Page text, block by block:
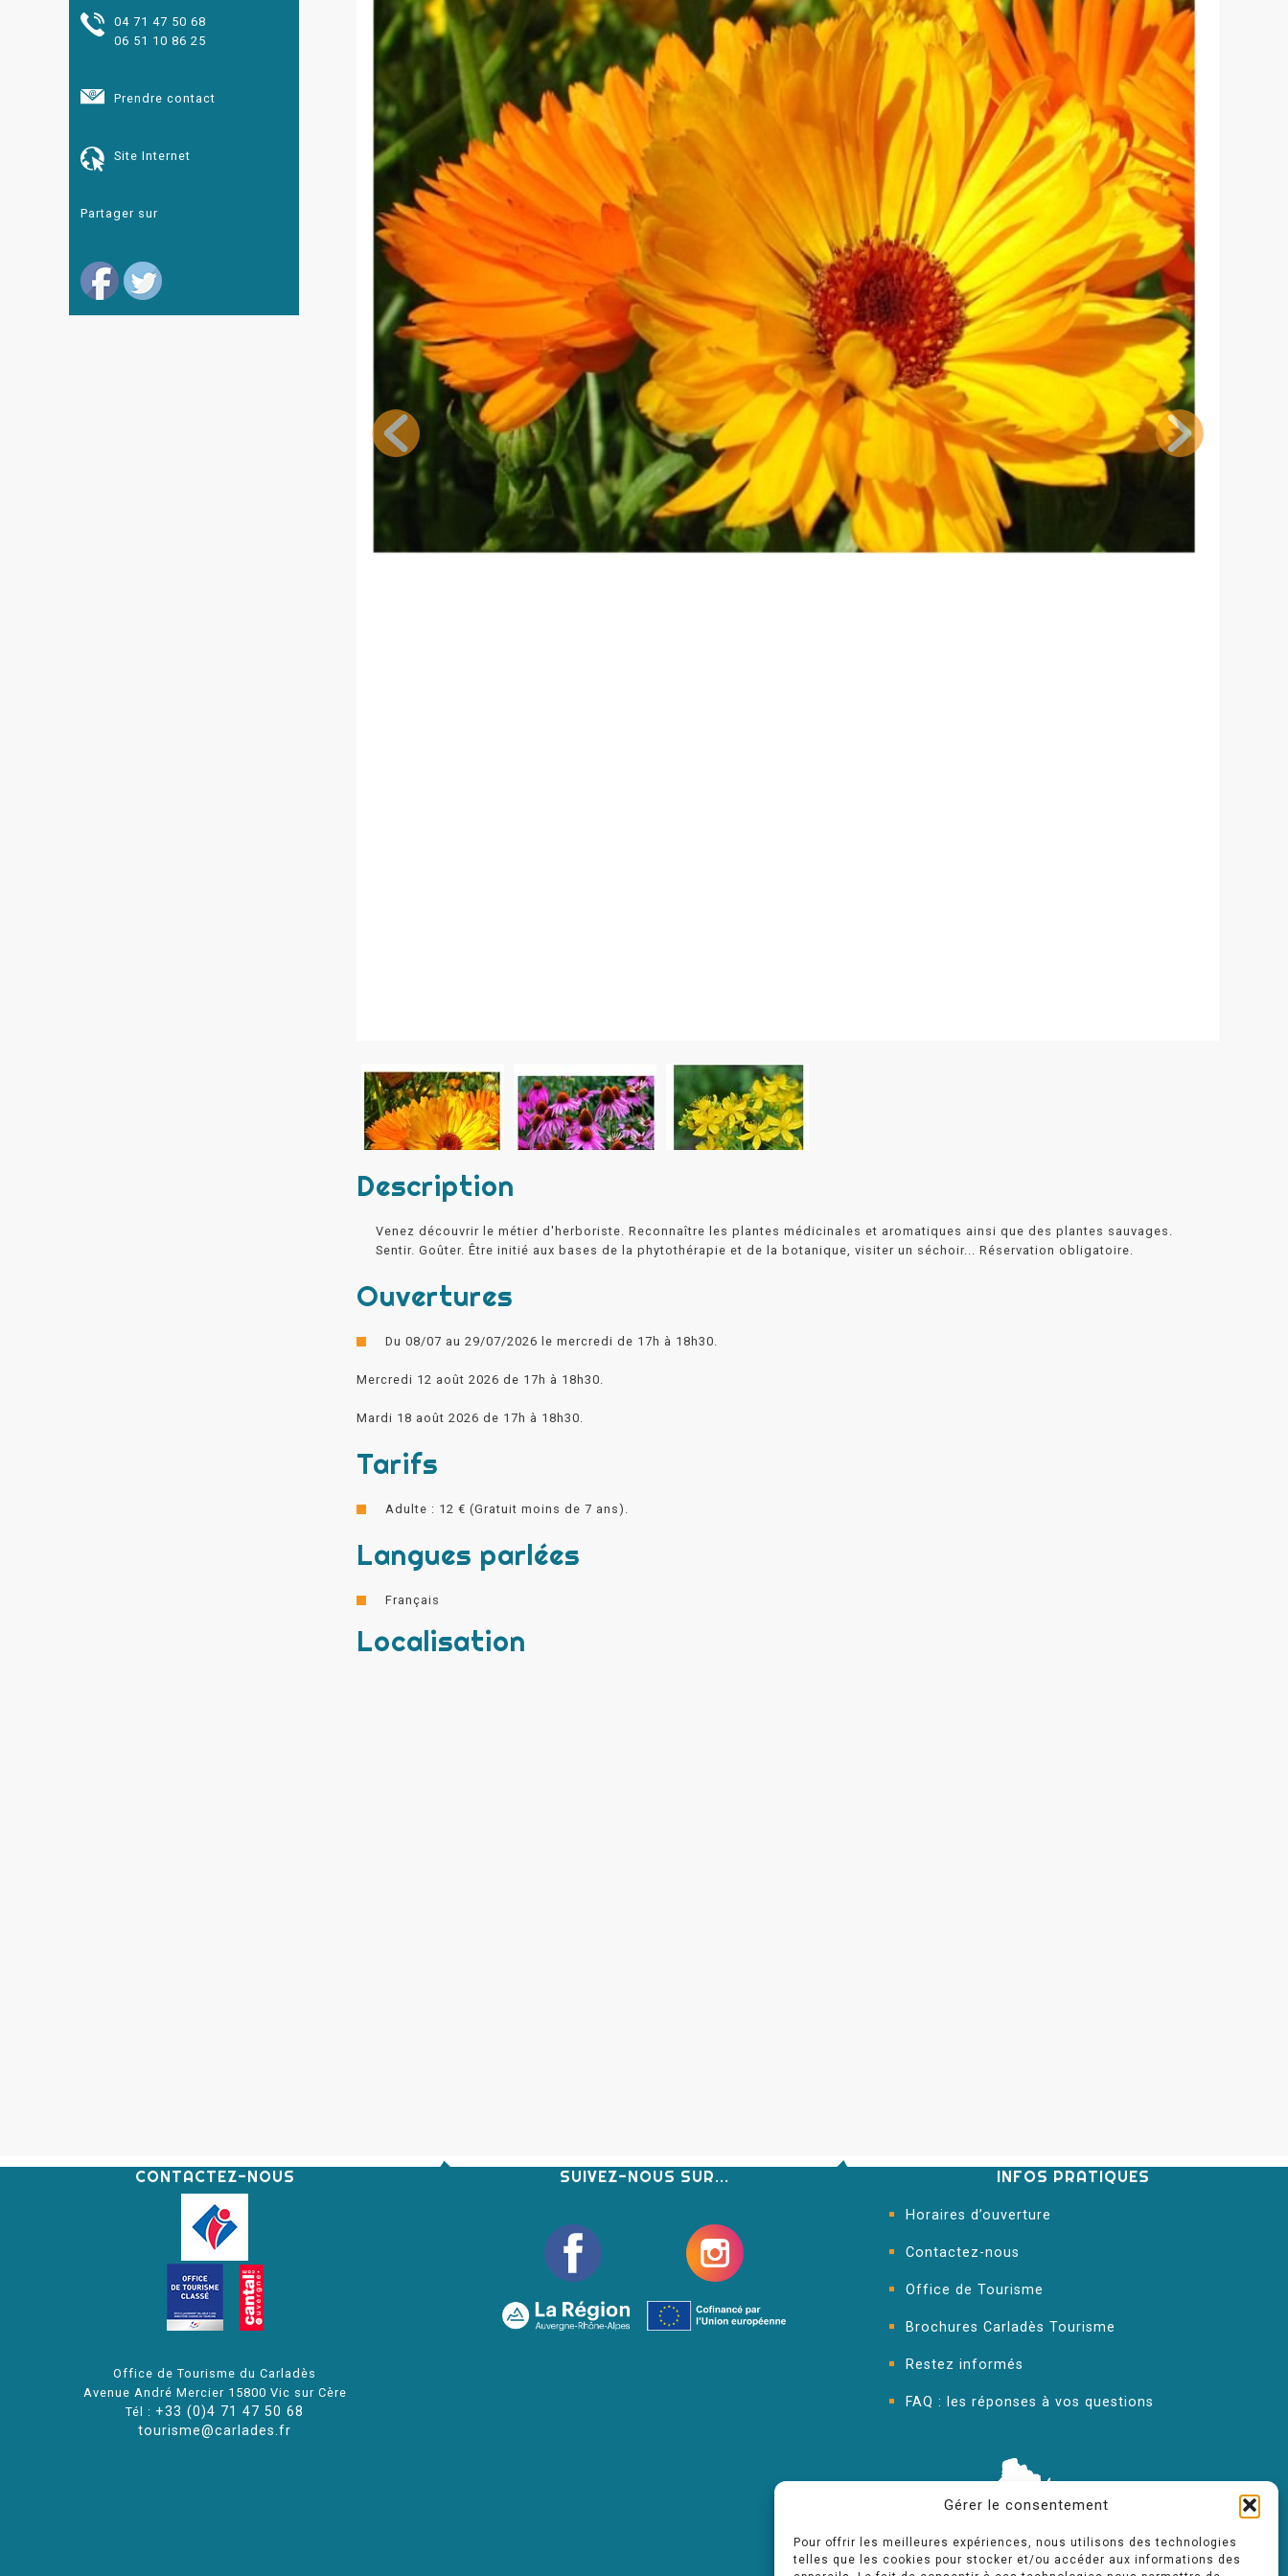
Gérer le consentement
Pour offrir les meilleures expériences, nous utilisons des technologies
telles que les cookies pour stocker et/ou accéder aux informations des
04 71 47 50 68
06 51 10 86 25
Prendre contact
Site Internet
Partager sur
Description
Venez découvrir le métier d'herboriste. Reconnaître les plantes médicinales et aromatiques ainsi que des plantes sauvages.
Sentir. Goûter. Être initié aux bases de la phytothérapie et de la botanique, visiter un séchoir... Réservation obligatoire.
Ouvertures
Du 08/07 au 29/07/2026 le mercredi de 17h à 18h30.
Mercredi 12 août 2026 de 17h à 18h30.
Mardi 18 août 2026 de 17h à 18h30.
Tarifs
Adulte : 12 € (Gratuit moins de 7 ans).
Langues parlées
Français
Localisation
CONTACTEZ-NOUS
Office de Tourisme du Carladès
Avenue André Mercier 15800 Vic sur Cère
Tél : +33 (0)4 71 47 50 68
tourisme@carlades.fr
SUIVEZ-NOUS SUR... INFOS PRATIQUES
Horaires d’ouverture
Contactez-nous
Office de Tourisme
Brochures Carladès Tourisme
Restez informés
FAQ : les réponses à vos questions